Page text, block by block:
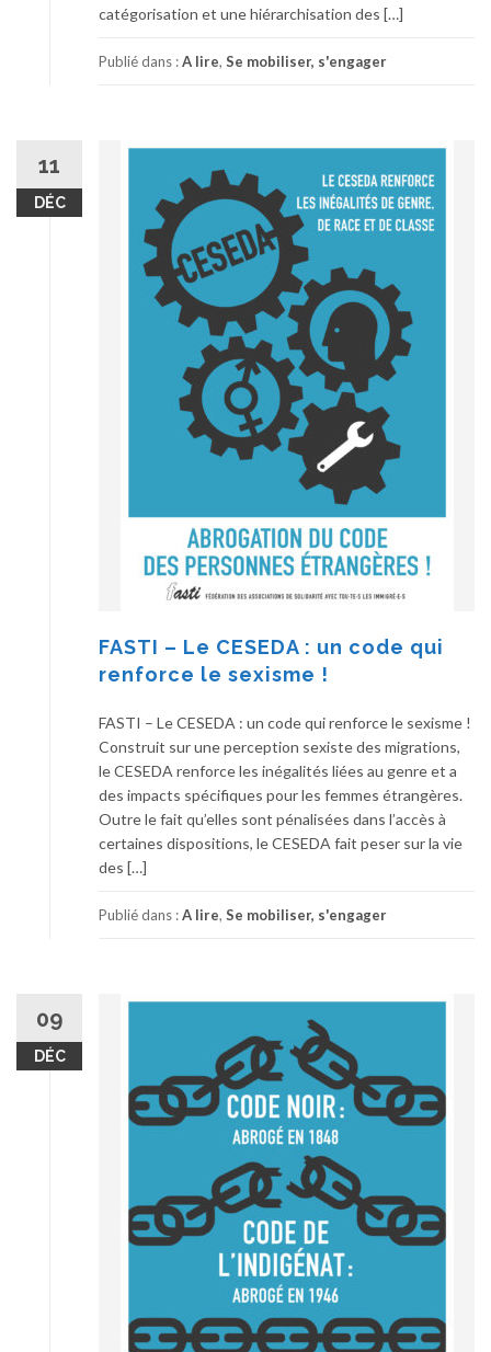
catégorisation et une hiérarchisation des […]
Publié dans :A lire, Se mobiliser, s'engager
11
DÉC
FASTI – Le CESEDA : un code qui
renforce le sexisme !
FASTI – Le CESEDA : un code qui renforce le sexisme !
Construit sur une perception sexiste des migrations,
le CESEDA renforce les inégalités liées au genre et a
des impacts spécifiques pour les femmes étrangères.
Outre le fait qu’elles sont pénalisées dans l’accès à
certaines dispositions, le CESEDA fait peser sur la vie
des […]
Publié dans :A lire, Se mobiliser, s'engager
09
DÉC